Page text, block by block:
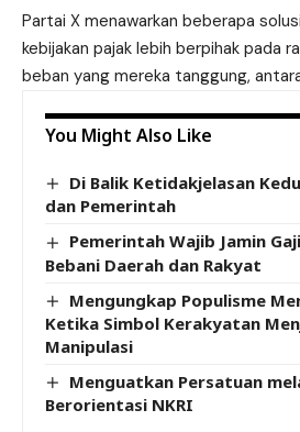
Partai X menawarkan beberapa
kebijakan pajak lebih berpihak pada
beban yang mereka tanggung,
You Might Also Like
Di Balik Ketidakjelasan
dan Pemerintah
Pemerintah Wajib Jamin
Bebani Daerah dan Rakyat
Mengungkap Populisme
Ketika Simbol Kerakyatan
Manipulasi
Menguatkan Persatuan
Berorientasi NKRI